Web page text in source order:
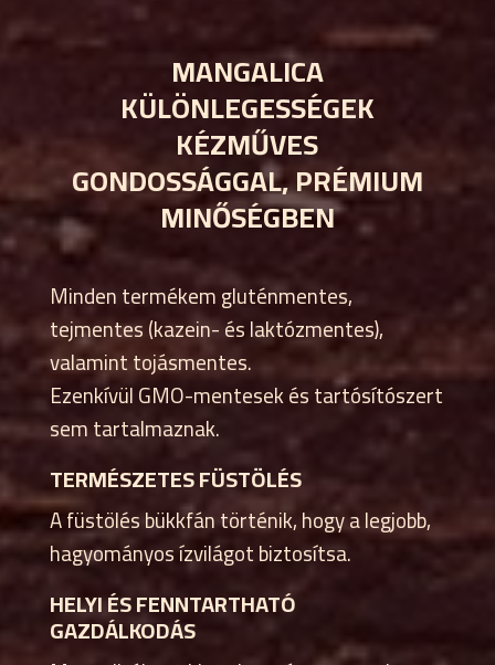
MANGALICA
KÜLÖNLEGESSÉGEK
KÉZMŰVES
GONDOSSÁGGAL, PRÉMIUM
MINŐSÉGBEN
Minden termékem gluténmentes,
tejmentes (kazein- és laktózmentes),
valamint tojásmentes.
Ezenkívül GMO-mentesek és tartósítószert
sem tartalmaznak.
TERMÉSZETES FÜSTÖLÉS
A füstölés bükkfán történik, hogy a legjobb,
hagyományos ízvilágot biztosítsa.
HELYI ÉS FENNTARTHATÓ
GAZDÁLKODÁS